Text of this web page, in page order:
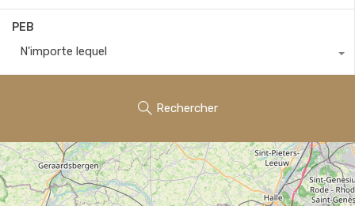
PEB
N'importe lequel
Rechercher